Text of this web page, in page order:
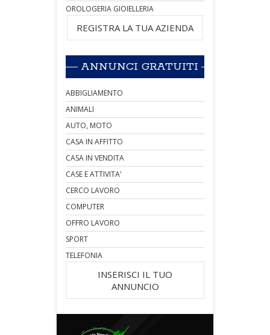
OROLOGERIA GIOIELLERIA
REGISTRA LA TUA AZIENDA
ANNUNCI GRATUITI
ABBIGLIAMENTO
ANIMALI
AUTO, MOTO
CASA IN AFFITTO
CASA IN VENDITA
CASE E ATTIVITA'
CERCO LAVORO
COMPUTER
OFFRO LAVORO
SPORT
TELEFONIA
INSERISCI IL TUO
ANNUNCIO